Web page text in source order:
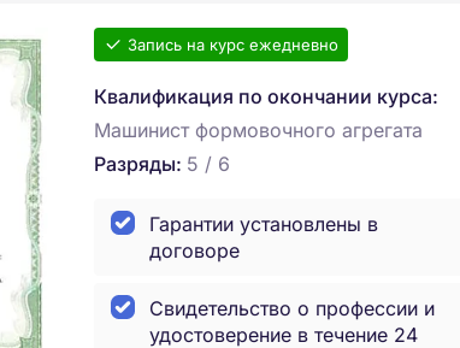
Запись на курс ежедневно
Квалификация по окончании курса:
Машинист формовочного агрегата
Разряды: 5 / 6
Гарантии установлены в
договоре
Свидетельство о профессии и
удостоверение в течение 24